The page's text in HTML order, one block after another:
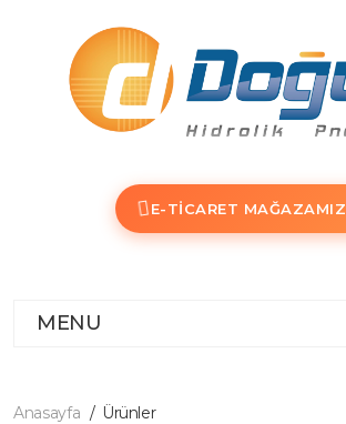
E-TICARET MAĞAZAMIZ
MENU
Anasayfa Ürünler